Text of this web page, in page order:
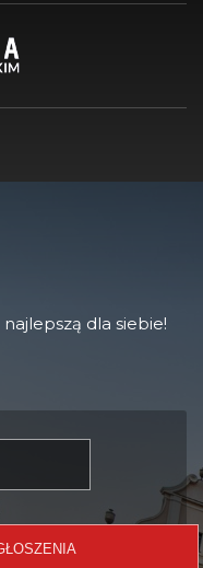
najlepszą dla siebie!